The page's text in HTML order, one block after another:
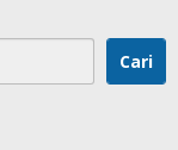
Cari